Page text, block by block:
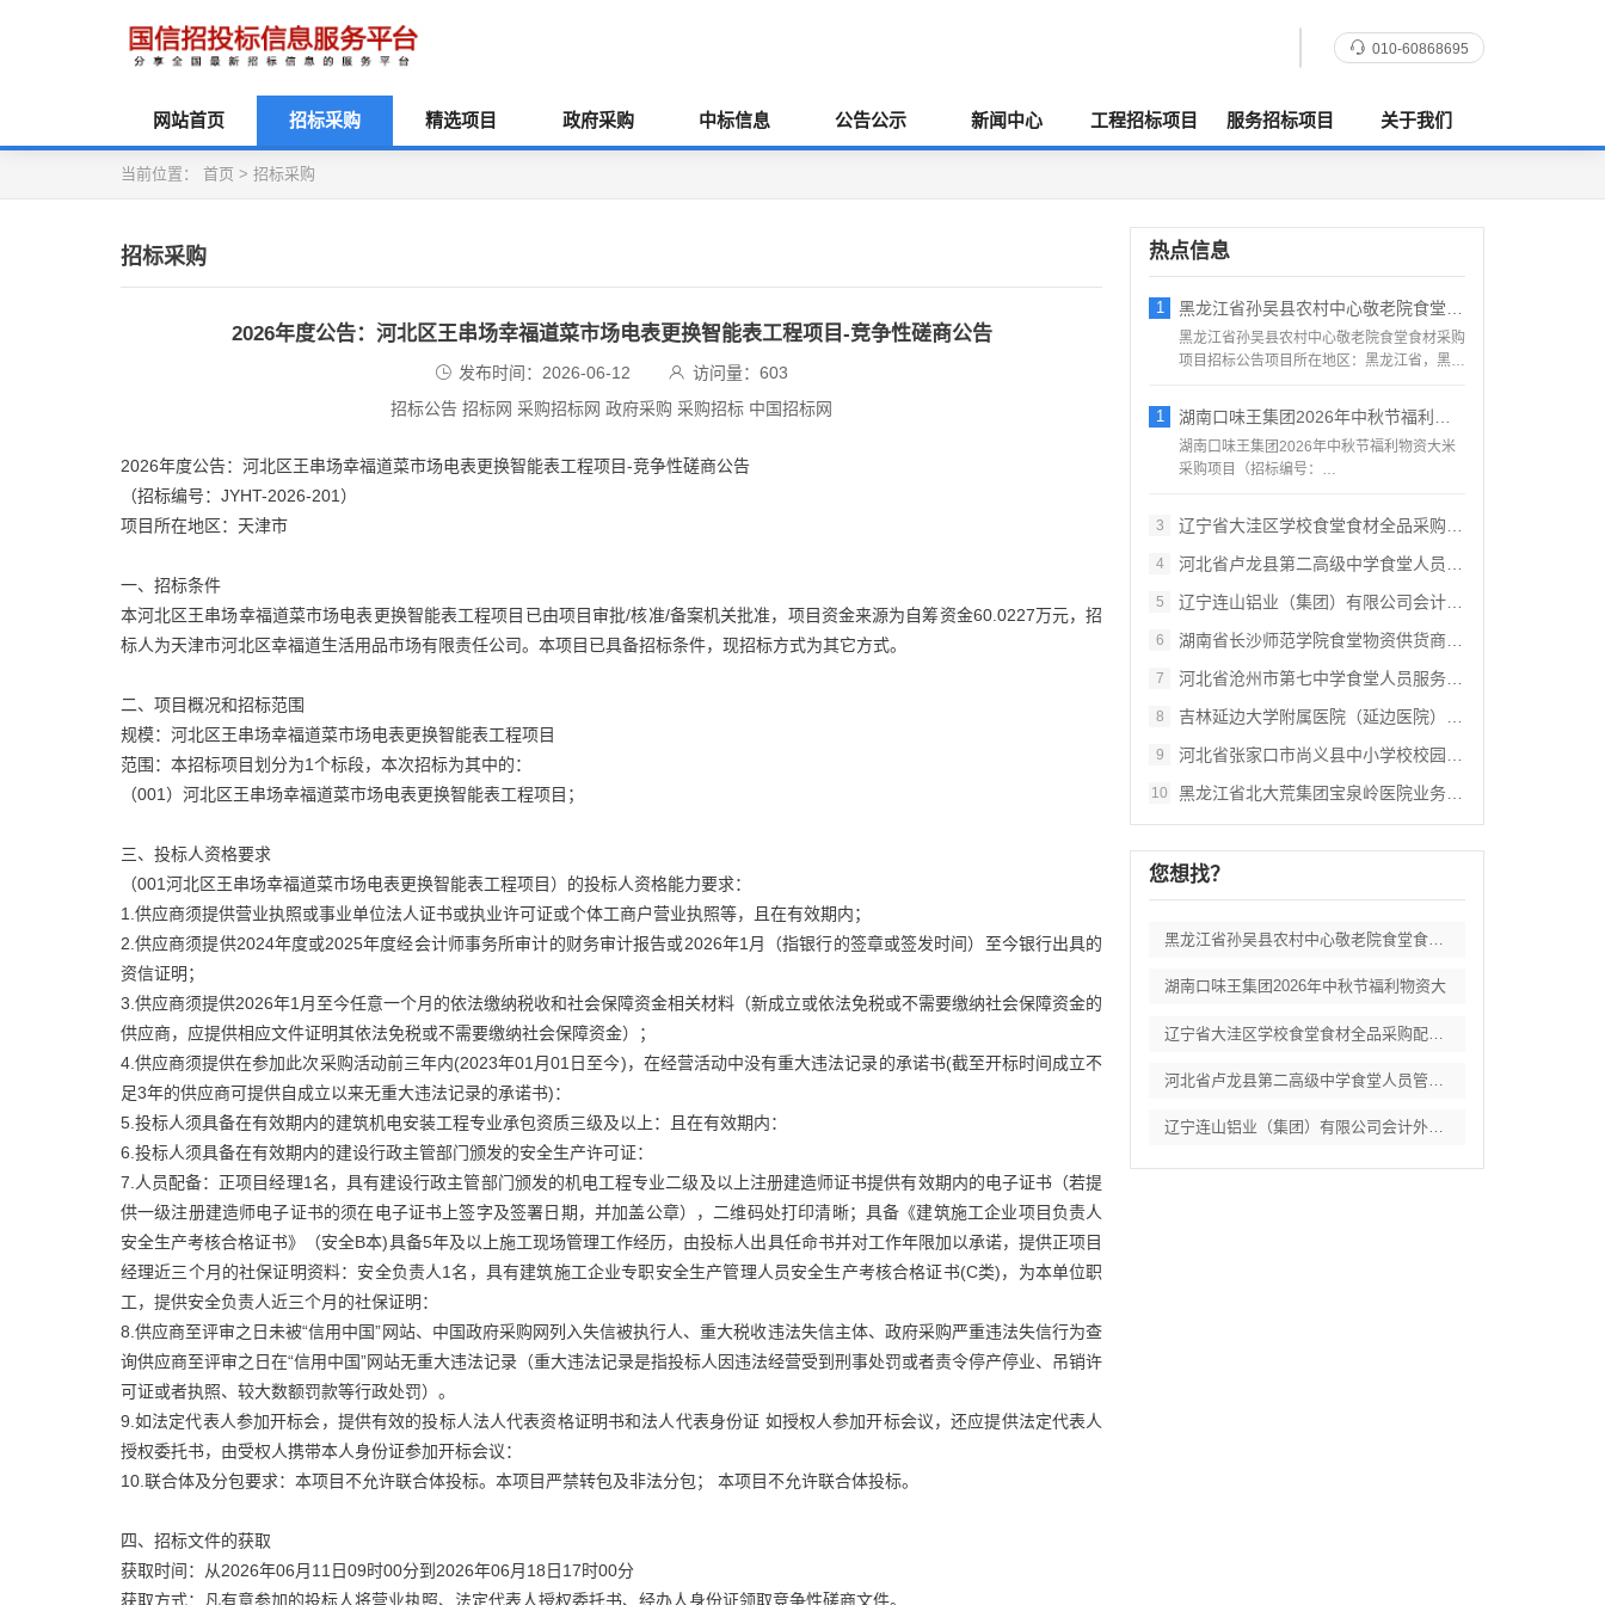
010-60868695
网站首页 招标采购 精选项目 政府采购 中标信息 公告公示 新闻中心 工程招标项目 服务招标项目 关于我们
当前位置： 首页 > 招标采购
招标采购
2026年度公告：河北区王串场幸福道菜市场电表更换智能表工程项目-竞争性磋商公告
发布时间：2026-06-12 访问量：603
招标公告 招标网 采购招标网 政府采购 采购招标 中国招标网
2026年度公告：河北区王串场幸福道菜市场电表更换智能表工程项目-竞争性磋商公告
（招标编号：JYHT-2026-201）
项目所在地区：天津市
一、招标条件
本河北区王串场幸福道菜市场电表更换智能表工程项目已由项目审批/核准/备案机关批准，项目资金来源为自筹资金60.0227万元，招
标人为天津市河北区幸福道生活用品市场有限责任公司。本项目已具备招标条件，现招标方式为其它方式。
二、项目概况和招标范围
规模：河北区王串场幸福道菜市场电表更换智能表工程项目
范围：本招标项目划分为1个标段，本次招标为其中的：
（001）河北区王串场幸福道菜市场电表更换智能表工程项目；
三、投标人资格要求
（001河北区王串场幸福道菜市场电表更换智能表工程项目）的投标人资格能力要求：
1.供应商须提供营业执照或事业单位法人证书或执业许可证或个体工商户营业执照等，且在有效期内；
2.供应商须提供2024年度或2025年度经会计师事务所审计的财务审计报告或2026年1月（指银行的签章或签发时间）至今银行出具的
资信证明；
3.供应商须提供2026年1月至今任意一个月的依法缴纳税收和社会保障资金相关材料（新成立或依法免税或不需要缴纳社会保障资金的
供应商，应提供相应文件证明其依法免税或不需要缴纳社会保障资金）；
4.供应商须提供在参加此次采购活动前三年内(2023年01月01日至今)，在经营活动中没有重大违法记录的承诺书(截至开标时间成立不
足3年的供应商可提供自成立以来无重大违法记录的承诺书)：
5.投标人须具备在有效期内的建筑机电安装工程专业承包资质三级及以上：且在有效期内：
6.投标人须具备在有效期内的建设行政主管部门颁发的安全生产许可证：
7.人员配备：正项目经理1名，具有建设行政主管部门颁发的机电工程专业二级及以上注册建造师证书提供有效期内的电子证书（若提
供一级注册建造师电子证书的须在电子证书上签字及签署日期，并加盖公章），二维码处打印清晰；具备《建筑施工企业项目负责人
安全生产考核合格证书》（安全B本)具备5年及以上施工现场管理工作经历，由投标人出具任命书并对工作年限加以承诺，提供正项目
经理近三个月的社保证明资料：安全负责人1名，具有建筑施工企业专职安全生产管理人员安全生产考核合格证书(C类)，为本单位职
工，提供安全负责人近三个月的社保证明：
8.供应商至评审之日未被“信用中国”网站、中国政府采购网列入失信被执行人、重大税收违法失信主体、政府采购严重违法失信行为查
询供应商至评审之日在“信用中国”网站无重大违法记录（重大违法记录是指投标人因违法经营受到刑事处罚或者责令停产停业、吊销许
可证或者执照、较大数额罚款等行政处罚）。
9.如法定代表人参加开标会，提供有效的投标人法人代表资格证明书和法人代表身份证 如授权人参加开标会议，还应提供法定代表人
授权委托书，由受权人携带本人身份证参加开标会议：
10.联合体及分包要求：本项目不允许联合体投标。本项目严禁转包及非法分包； 本项目不允许联合体投标。
四、招标文件的获取
获取时间：从2026年06月11日09时00分到2026年06月18日17时00分
获取方式：凡有意参加的投标人将营业执照、法定代表人授权委托书、经办人身份证领取竞争性磋商文件。
热点信息
1 黑龙江省孙吴县农村中心敬老院食堂食材采购
黑龙江省孙吴县农村中心敬老院食堂食材采购
项目招标公告项目所在地区：黑龙江省，黑河
1 湖南口味王集团2026年中秋节福利物资大
湖南口味王集团2026年中秋节福利物资大米
采购项目（招标编号：
3
辽宁省大洼区学校食堂食材全品采购配送服务
4 河北省卢龙县第二高级中学食堂人员管理服务
5 辽宁连山铝业（集团）有限公司会计外包服务
6 湖南省长沙师范学院食堂物资供货商采购项目
7 河北省沧州市第七中学食堂人员服务项目招标
8 吉林延边大学附属医院（延边医院）中药配方
9 河北省张家口市尚义县中小学校校园餐食材集
10 黑龙江省北大荒集团宝泉岭医院业务应用系统
您想找？
黑龙江省孙吴县农村中心敬老院食堂食材采购
湖南口味王集团2026年中秋节福利物资大
河北省卢龙县第二高级中学食堂人员管理服务
辽宁连山铝业（集团）有限公司会计外包服务